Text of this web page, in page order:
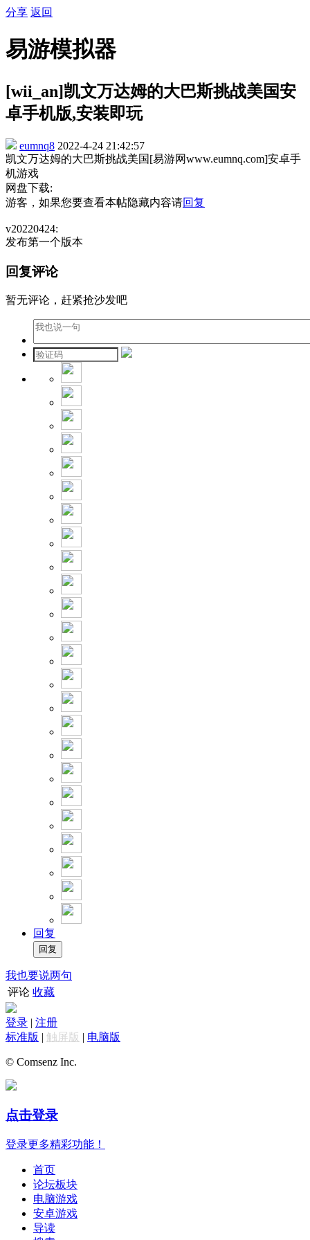
分享 返回
易游模拟器
[wii_an]凯文万达姆的大巴斯挑战美国安
卓手机版,安装即玩
eumnq8 2022-4-24 21:42:57
凯文万达姆的大巴斯挑战美国[易游网www.eumnq.com]安卓手
机游戏
网盘下载:
游客，如果您要查看本帖隐藏内容请回复
v20220424:
发布第一个版本
回复评论
暂无评论，赶紧抢沙发吧
回复
我也要说两句
评论 收藏
登录 | 注册
标准版 | 触屏版 | 电脑版
© Comsenz Inc.
点击登录
登录更多精彩功能！
首页
论坛板块
电脑游戏
安卓游戏
导读